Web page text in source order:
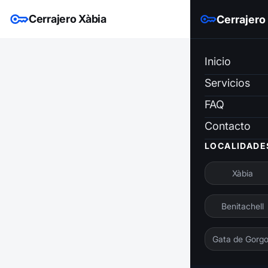
Cerrajero Xàbia Cerrajero
Inicio
Servicios
FAQ
Contacto
Xàbia
Benitachell
Gata de